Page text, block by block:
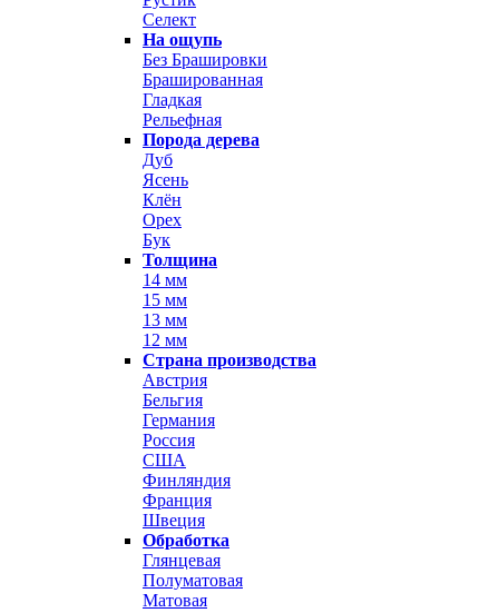
Селект
На ощупь
Без Брашировки
Брашированная
Гладкая
Рельефная
Порода дерева
Дуб
Ясень
Клён
Орех
Бук
Толщина
14 мм
15 мм
13 мм
12 мм
Страна производства
Австрия
Бельгия
Германия
Россия
США
Финляндия
Франция
Швеция
Обработка
Глянцевая
Полуматовая
Матовая